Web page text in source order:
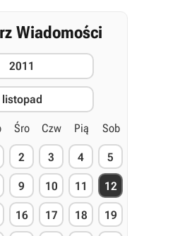
Wiadomości
2011
listopad
Śro Czw Pią Sob
2 3 4 5
9 10 11 12
16 17 18 19